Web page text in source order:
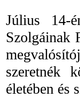
Július 14-
Szolgáinak
szeretnék
életében és